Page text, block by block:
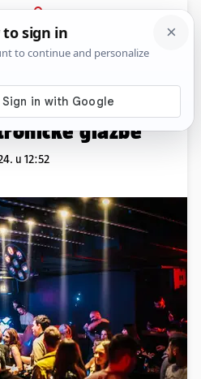
PRIJAVA
Show Komentari
noćni klub za
glazbe
u 12:52